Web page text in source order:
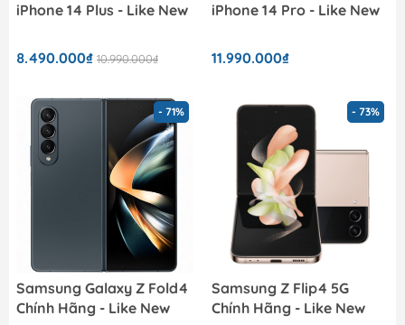
iPhone 14 Plus - Like New
8.490.000₫ 10.990.000₫
iPhone 14 Pro - Like New
11.990.000₫
- 71%
Samsung Galaxy Z Fold4
Chính Hãng - Like New
- 73%
Samsung Z Flip4 5G
Chính Hãng - Like New